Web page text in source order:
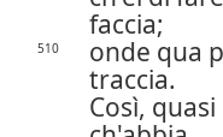
faccia;
510
onde qua
traccia.
Così,